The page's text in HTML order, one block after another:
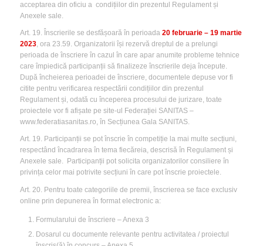
acceptarea din oficiu a condițiilor din prezentul Regulament și
Anexele sale.
Art. 19. Înscrierile se desfășoară în perioada 20 februarie – 19 martie
2023, ora 23.59. Organizatorii își rezervă dreptul de a prelungi
perioada de înscriere în cazul în care apar anumite probleme tehnice
care împiedică participanții să finalizeze înscrierile deja începute.
După încheierea perioadei de înscriere, documentele depuse vor fi
citite pentru verificarea respectării condițiilor din prezentul
Regulament și, odată cu începerea procesului de jurizare, toate
proiectele vor fi afișate pe site-ul Federației SANITAS –
www.federatiasanitas.ro, în Secțiunea Gala SANITAS.
Art. 19. Participanții se pot înscrie în competiție la mai multe secțiuni,
respectând încadrarea în tema fiecăreia, descrisă în Regulament și
Anexele sale. Participanții pot solicita organizatorilor consiliere în
privința celor mai potrivite secțiuni în care pot înscrie proiectele.
Art. 20. Pentru toate categoriile de premii, înscrierea se face exclusiv
online prin depunerea în format electronic a:
Formularului de înscriere – Anexa 3
Dosarul cu documente relevante pentru activitatea / proiectul